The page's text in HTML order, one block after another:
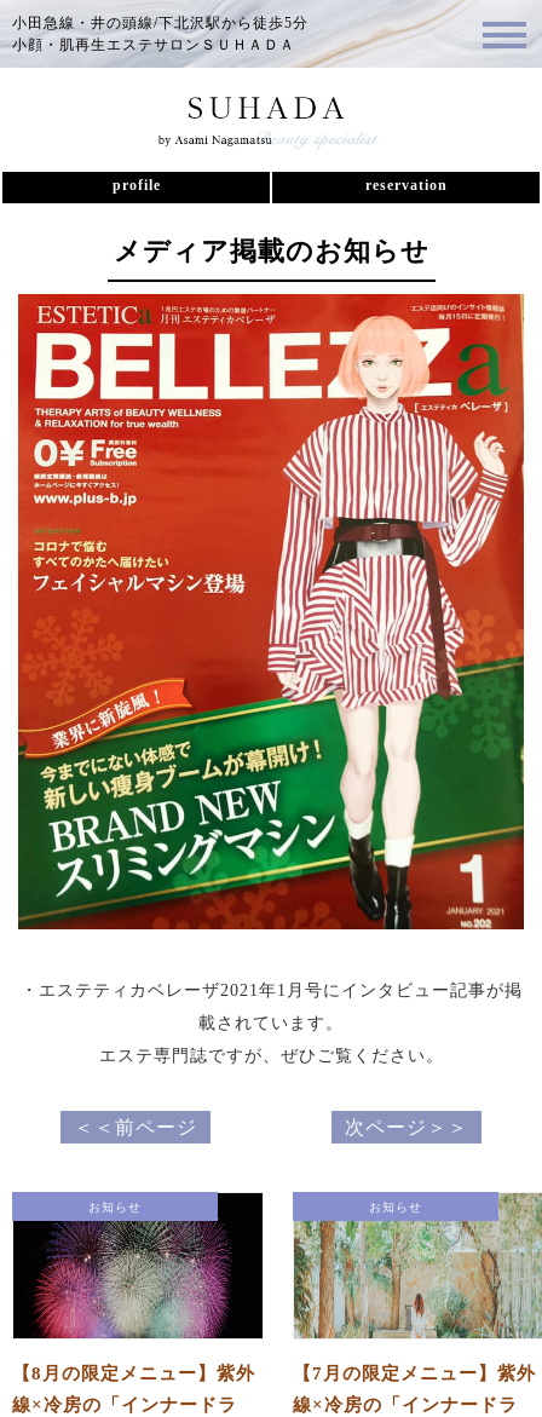
小田急線・井の頭線/下北沢駅から徒歩5分
小顔・肌再生エステサロンＳＵＨＡＤＡ
profile reservation
メディア掲載のお知らせ
・エステティカベレーザ2021年1月号にインタビュー記事が掲
載されています。
エステ専門誌ですが、ぜひご覧ください。
＜＜前ページ 次ページ＞＞
お知らせ
【8月の限定メニュー】紫外
線×冷房の「インナードラ
お知らせ
【7月の限定メニュー】紫外
線×冷房の「インナードラ